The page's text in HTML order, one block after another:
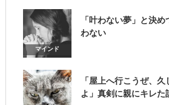
マインド
「叶わない夢」と決
わない
「屋上へ行こうぜ、
よ」真剣に親にキレた